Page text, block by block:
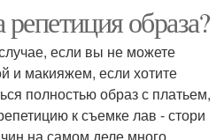
образа?
если вы не можете
и макияжем, если хотите
полностью образ с платьем,
к съемке лав - стори